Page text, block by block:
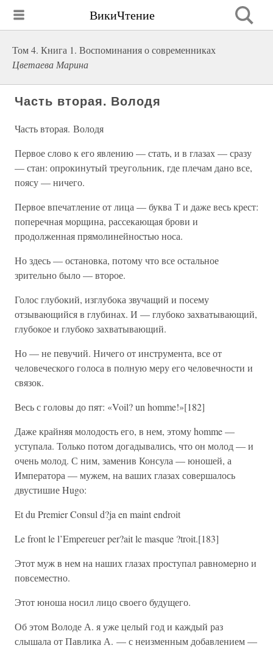
ВикиЧтение
Том 4. Книга 1. Воспоминания о современниках
Цветаева Марина
Часть вторая. Володя
Часть вторая. Володя
Первое слово к его явлению — стать, и в глазах — сразу
— стан: опрокинутый треугольник, где плечам дано все,
поясу — ничего.
Первое впечатление от лица — буква Т и даже весь крест:
поперечная морщина, рассекающая брови и
продолженная прямолинейностью носа.
Но здесь — остановка, потому что все остальное
зрительно было — второе.
Голос глубокий, изглубока звучащий и посему
отзывающийся в глубинах. И — глубоко захватывающий,
глубокое и глубоко захватывающий.
Но — не певучий. Ничего от инструмента, все от
человеческого голоса в полную меру его человечности и
связок.
Весь с головы до пят: «Voil? un homme!»[182]
Даже крайняя молодость его, в нем, этому homme —
уступала. Только потом догадывались, что он молод — и
очень молод. С ним, заменив Консула — юношей, а
Императора — мужем, на ваших глазах совершалось
двустишие Hugo:
Et du Premier Consul d?ja en maint endroit
Le front le l’Empereuer per?ait le masque ?troit.[183]
Этот муж в нем на наших глазах проступал равномерно и
повсеместно.
Этот юноша носил лицо своего будущего.
Об этом Володе А. я уже целый год и каждый раз
слышала от Павлика А. — с неизменным добавлением —